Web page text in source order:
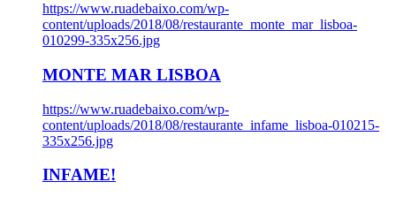
https://www.ruadebaixo.com/wp-
content/uploads/2018/08/restaurante_monte_mar_lisboa-
010299-335x256.jpg
MONTE MAR LISBOA
https://www.ruadebaixo.com/wp-
content/uploads/2018/08/restaurante_infame_lisboa-010215-
335x256.jpg
INFAME!